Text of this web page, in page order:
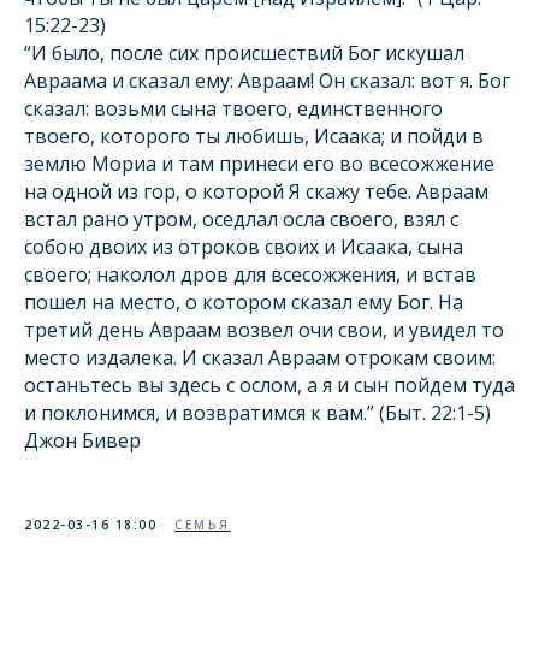
15:22-23)
“И было, после сих происшествий Бог искушал
Авраама и сказал ему: Авраам! Он сказал: вот я. Бог
сказал: возьми сына твоего, единственного
твоего, которого ты любишь, Исаака; и пойди в
землю Мориа и там принеси его во всесожжение
на одной из гор, о которой Я скажу тебе. Авраам
встал рано утром, оседлал осла своего, взял с
собою двоих из отроков своих и Исаака, сына
своего; наколол дров для всесожжения, и встав
пошел на место, о котором сказал ему Бог. На
третий день Авраам возвел очи свои, и увидел то
место издалека. И сказал Авраам отрокам своим:
останьтесь вы здесь с ослом, а я и сын пойдем туда
и поклонимся, и возвратимся к вам.” (Быт. 22:1-5)
Джон Бивер
2022-03-16 18:00 СЕМЬЯ